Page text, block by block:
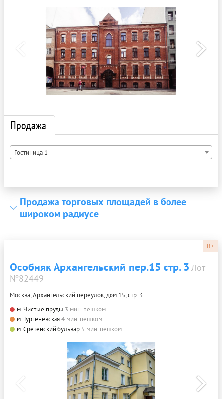
Продажа
Гостиница 1
Продажа торговых площадей в более
широком радиусе
B+
Особняк Архангельский пер.15 стр. 3 Лот
№82449
Москва, Архангельский переулок, дом 15, стр. 3
м. Чистые пруды 3 мин. пешком
м. Тургеневская4 мин. пешком
м. Сретенский бульвар 5 мин. пешком